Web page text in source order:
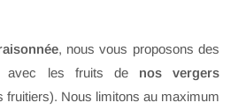
, nous vous proposons des
avec les fruits de nos vergers
fruitiers). Nous limitons au maximum